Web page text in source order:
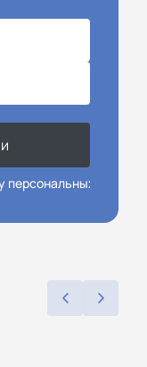
персональных